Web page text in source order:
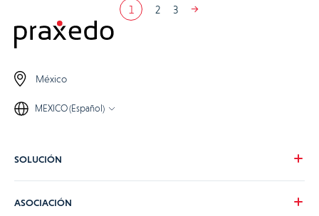
1 2 3
México
MEXICO (Español)
SOLUCIÓN
ASOCIACIÓN